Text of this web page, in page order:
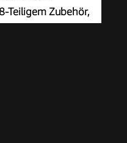
Düsen,
Weiß
Teiligem Zubehör,
Küche, Bad,